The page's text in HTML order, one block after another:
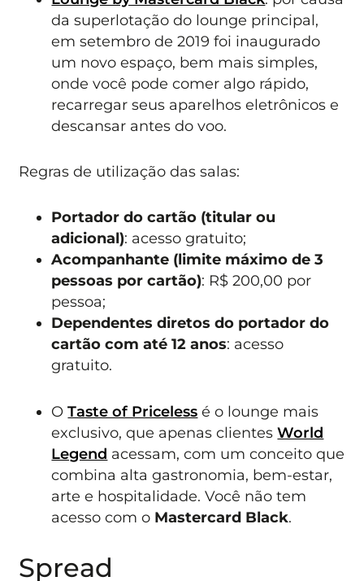
da superlotação do lounge principal,
em setembro de 2019 foi inaugurado
um novo espaço, bem mais simples,
onde você pode comer algo rápido,
recarregar seus aparelhos eletrônicos e
descansar antes do voo.
Regras de utilização das salas:
Portador do cartão (titular ou
adicional): acesso gratuito;
Acompanhante (limite máximo de 3
pessoas por cartão): R$ 200,00 por
pessoa;
Dependentes diretos do portador do
cartão com até 12 anos: acesso
gratuito.
OTaste of Priceless é o lounge mais
exclusivo, que apenas clientesWorld
Legend acessam, com um conceito que
combina alta gastronomia, bem-estar,
arte e hospitalidade. Você não tem
acesso com o Mastercard Black.
Spread